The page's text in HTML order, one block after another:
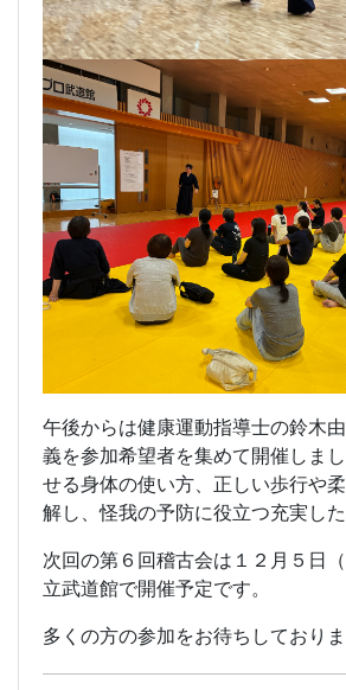
午後からは健康運動指導士の鈴木
義を参加希望者を集めて開催しま
せる身体の使い方、正しい歩行や
解し、怪我の予防に役立つ充実した
次回の第６回稽古会は１２月５日
立武道館で開催予定です。
多くの方の参加をお待ちしておりま